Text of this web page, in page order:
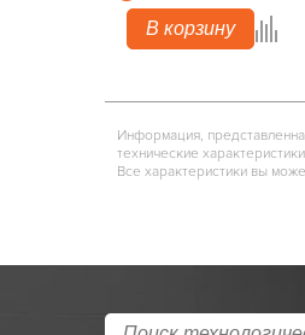
В корзину
Информация,
технические
Все характеристики вы